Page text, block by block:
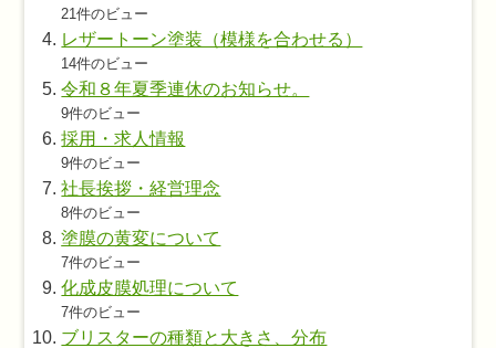
21件のビュー
レザートーン塗装（模様を合わせる）
14件のビュー
令和８年夏季連休のお知らせ。
9件のビュー
採用・求人情報
9件のビュー
社長挨拶・経営理念
8件のビュー
塗膜の黄変について
7件のビュー
化成皮膜処理について
7件のビュー
ブリスターの種類と大きさ、分布